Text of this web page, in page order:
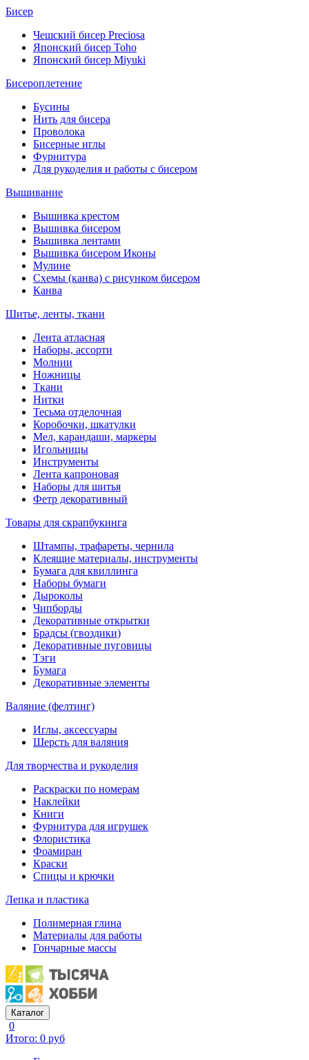
Бисер
Чешский бисер Preciosa
Японский бисер Toho
Японский бисер Miyuki
Бисероплетение
Бусины
Нить для бисера
Проволока
Бисерные иглы
Фурнитура
Для рукоделия и работы с бисером
Вышивание
Вышивка крестом
Вышивка бисером
Вышивка лентами
Вышивка бисером Иконы
Мулине
Схемы (канва) с рисунком бисером
Канва
Шитье, ленты, ткани
Лента атласная
Наборы, ассорти
Молнии
Ножницы
Ткани
Нитки
Тесьма отделочная
Коробочки, шкатулки
Мел, карандаши, маркеры
Игольницы
Инструменты
Лента капроновая
Наборы для шитья
Фетр декоративный
Товары для скрапбукинга
Штампы, трафареты, чернила
Клеящие материалы, инструменты
Бумага для квиллинга
Наборы бумаги
Дыроколы
Чипборды
Декоративные открытки
Брадсы (гвоздики)
Декоративные пуговицы
Тэги
Бумага
Декоративные элементы
Валяние (фелтинг)
Иглы, аксессуары
Шерсть для валяния
Для творчества и рукоделия
Раскраски по номерам
Наклейки
Книги
Фурнитура для игрушек
Флористика
Фоамиран
Краски
Спицы и крючки
Лепка и пластика
Полимерная глина
Материалы для работы
Гончарные массы
Каталог
0
Итого: 0 руб